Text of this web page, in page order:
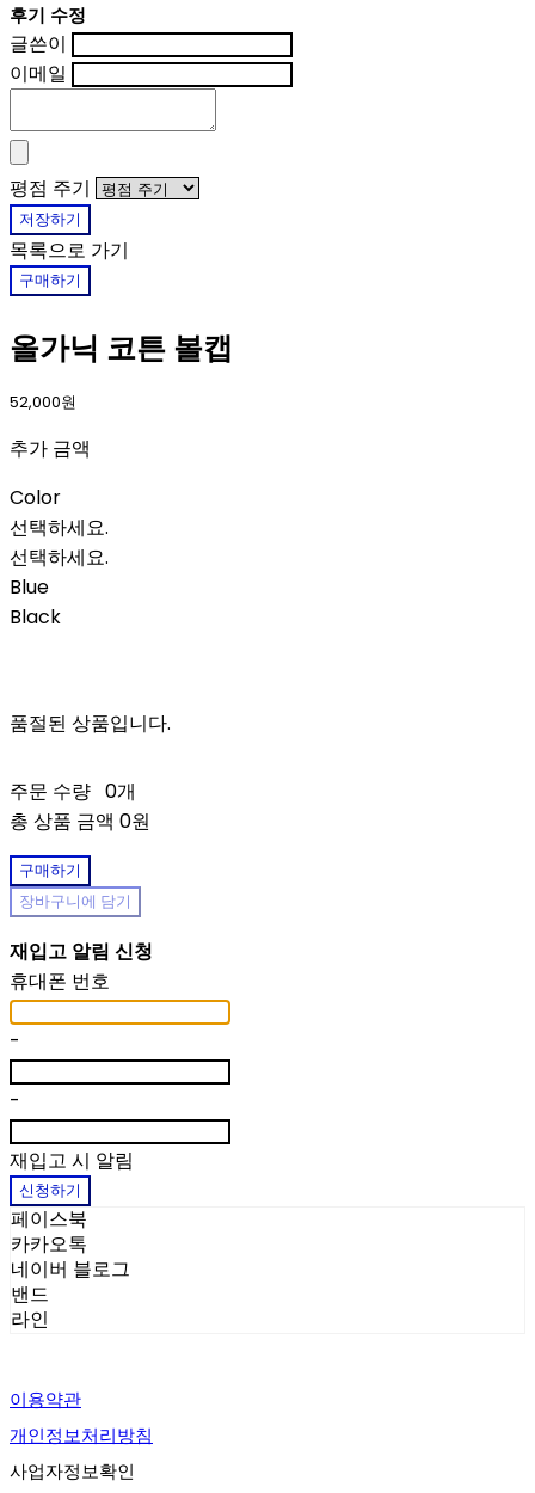
후기 수정
글쓴이
이메일
평점 주기
저장하기
목록으로 가기
구매하기
올가닉 코튼 볼캡
52,000원
추가 금액
Color
선택하세요.
선택하세요.
Blue
Black
품절된 상품입니다.
주문 수량 0개
총 상품 금액 0원
구매하기
장바구니에 담기
재입고 알림 신청
휴대폰 번호
-
-
재입고 시 알림
신청하기
페이스북
카카오톡
네이버 블로그
밴드
라인
이용약관
개인정보처리방침
사업자정보확인